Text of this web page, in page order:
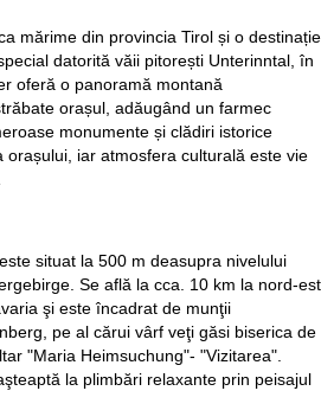
mărime din provincia Tirol și o destinație
datorită văii pitorești Unterinntal, în
oferă o panoramă montană
orașul, adăugând un farmec
monumente și clădiri istorice
orașului, iar atmosfera culturală este vie
situat la 500 m deasupra nivelului
Se află la cca. 10 km la nord-est
şi este încadrat de munţii
pe al cărui vârf veţi găsi biserica de
"Maria Heimsuchung"- "Vizitarea".
la plimbări relaxante prin peisajul